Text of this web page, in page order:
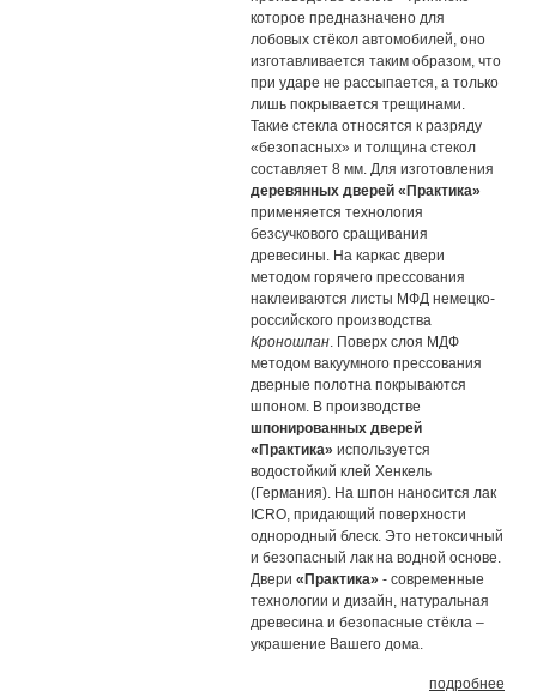
которое предназначено для
лобовых стёкол автомобилей, оно
изготавливается таким образом, что
при ударе не рассыпается, а только
лишь покрывается трещинами.
Такие стекла относятся к разряду
«безопасных» и толщина стекол
составляет 8 мм. Для изготовления
деревянных дверей «Практика»
применяется технология
безсучкового сращивания
древесины. На каркас двери
методом горячего прессования
наклеиваются листы МФД немецко-
российского производства
Кроношпан. Поверх слоя МДФ
методом вакуумного прессования
дверные полотна покрываются
шпоном. В производстве
шпонированных дверей
«Практика» используется
водостойкий клей Хенкель
(Германия). На шпон наносится лак
ICRO, придающий поверхности
однородный блеск. Это нетоксичный
и безопасный лак на водной основе.
Двери «Практика» - современные
технологии и дизайн, натуральная
древесина и безопасные стёкла –
украшение Вашего дома.
подробнее